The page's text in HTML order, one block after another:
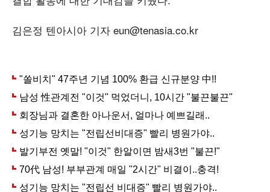
김은정 텐아시아 기자 eun@tenasia.co.kr